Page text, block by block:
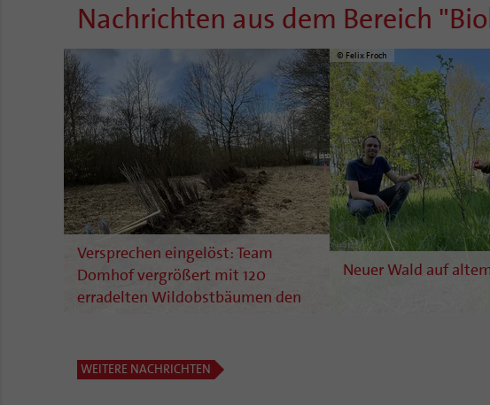
Nachrichten aus dem Bereich
Versprechen eingelöst: Team
Domhof vergrößert mit 120
erradelten Wildobstbäumen den
© Felix Froch
Neuer Wald auf
WEITERE NACHRICHTEN